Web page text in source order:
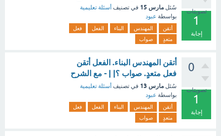
تصويتات
1
إجابة
سُئل مارس 15 في تصنيف أسئلة تعليمية
بواسطة عبود
أتقن المهندس البناء الفعل
فعل
متعدٍ
صواب
0
تصويتات
1
إجابة
أتقن المهندس البناء. الفعل أتقن
فعل متعدٍ. صواب ؟| | - مع الشرح
سُئل مارس 13 في تصنيف أسئلة تعليمية
بواسطة عبود
أتقن المهندس البناء الفعل
فعل
متعدٍ
صواب